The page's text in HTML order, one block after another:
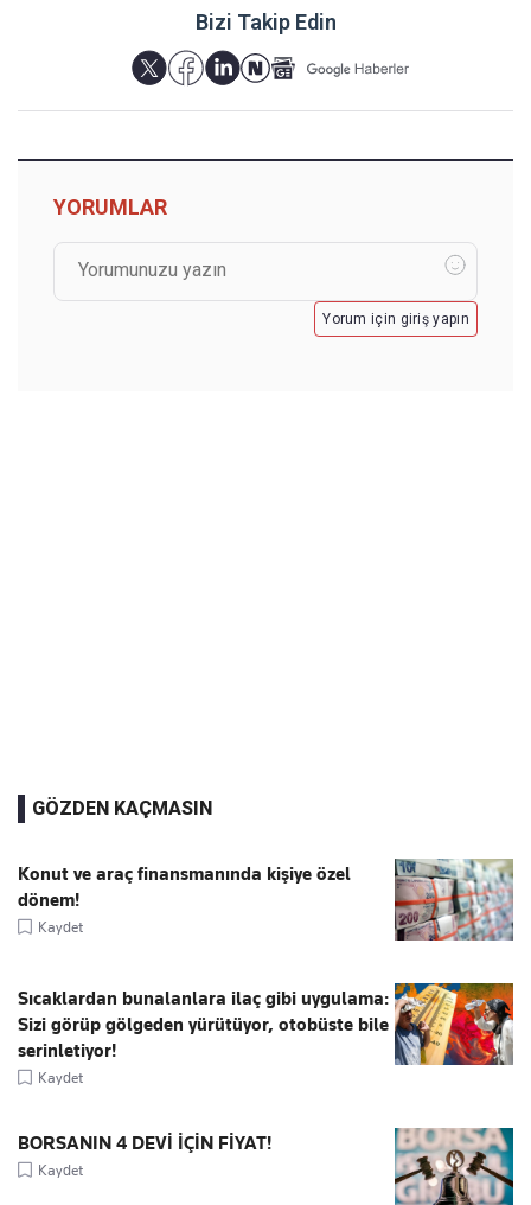
Bizi Takip Edin
YORUMLAR
Yorum için giriş yapın
GÖZDEN KAÇMASIN
Konut ve araç finansmanında kişiye özel
dönem!
Kaydet
Sıcaklardan bunalanlara ilaç gibi uygulama:
Sizi görüp gölgeden yürütüyor, otobüste bile
serinletiyor!
Kaydet
BORSANIN 4 DEVİ İÇİN FİYAT!
Kaydet